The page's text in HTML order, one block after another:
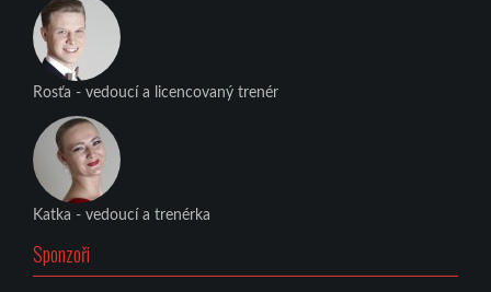
Rosťa - vedoucí a licencovaný trenér
Katka - vedoucí a trenérka
Sponzoři